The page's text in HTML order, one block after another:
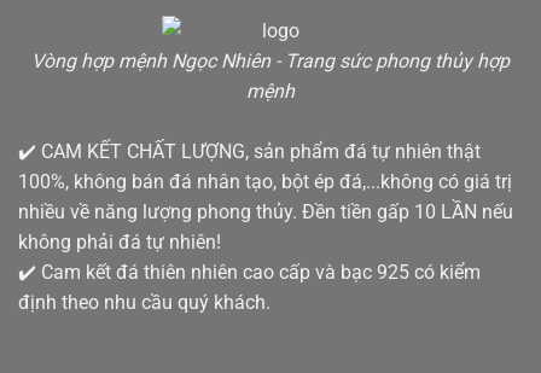
Vòng hợp mệnh Ngọc Nhiên - Trang sức phong thủy hợp
mệnh
✔️ CAM KẾT CHẤT LƯỢNG, sản phẩm đá tự nhiên thật
100%, không bán đá nhân tạo, bột ép đá,...không có giá trị
nhiều về năng lượng phong thủy. Đền tiền gấp 10 LẦN nếu
không phải đá tự nhiên!
✔️ Cam kết đá thiên nhiên cao cấp và bạc 925 có kiểm
định theo nhu cầu quý khách.